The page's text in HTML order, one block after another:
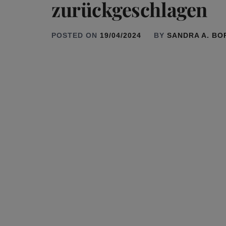
zurückgeschlagen
POSTED ON 19/04/2024 BY SANDRA A.